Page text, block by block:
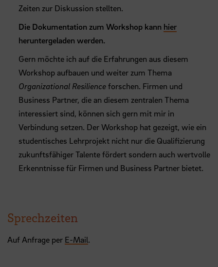
Zeiten zur Diskussion stellten.
Die Dokumentation zum Workshop kann hier
heruntergeladen werden.
Gern möchte ich auf die Erfahrungen aus diesem
Workshop aufbauen und weiter zum Thema
Organizational Resilienceforschen. Firmen und
Business Partner, die an diesem zentralen Thema
interessiert sind, können sich gern mit mir in
Verbindung setzen. Der Workshop hat gezeigt, wie ein
studentisches Lehrprojekt nicht nur die Qualifizierung
zukunftsfähiger Talente fördert sondern auch wertvolle
Erkenntnisse für Firmen und Business Partner bietet.
Sprechzeiten
Auf Anfrage per E-Mail.